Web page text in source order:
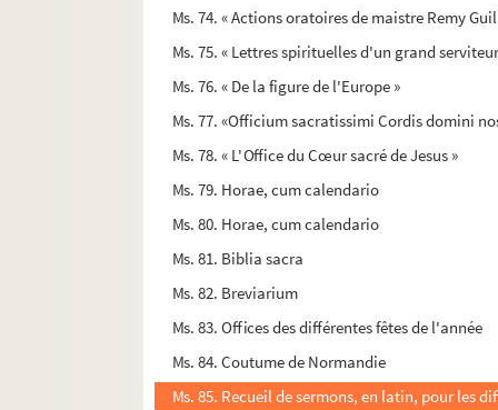
Ms. 74. « Actions oratoires de maistre Remy
Ms. 75. « Lettres spirituelles d'un grand
Ms. 76. « De la figure de l'Europe »
Ms. 77. «Officium sacratissimi Cordis domini
Ms. 78. « L'Office du Cœur sacré de Jesus »
Ms. 79. Horae, cum calendario
Ms. 80. Horae, cum calendario
Ms. 81. Biblia sacra
Ms. 82. Breviarium
Ms. 83. Offices des différentes fêtes de l'année
Ms. 84. Coutume de Normandie
Ms. 85. Recueil de sermons, en latin, pour les